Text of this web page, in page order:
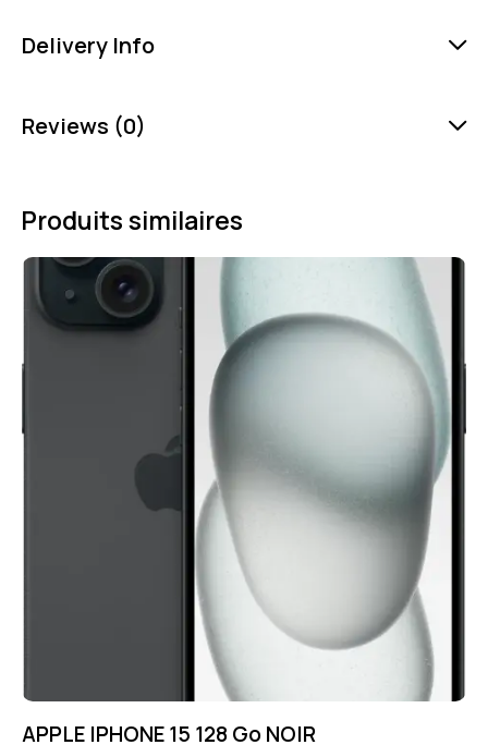
Delivery Info
Reviews (0)
Produits similaires
APPLE IPHONE 15 128 Go NOIR